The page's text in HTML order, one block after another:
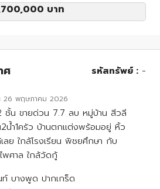
บาท
ศ รหัสทรัพย์ : -
26 พฤษภาคม 2026
ชั้น ขายด่วน 7.7 ลบ หมู่บ้าน สีวลี
น้ำ1ครัว บ้านตกแต่งพร้อมอยู่ หิ้ว
เลย ใกล้โรงเรียน พิชยศึกษา กับ
พศาล ใกล้วัดกู้
บางพูด ปากเกร็ด